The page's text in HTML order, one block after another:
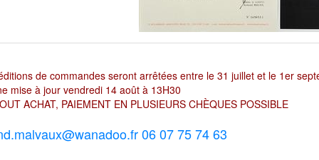
de commandes seront arrêtées entre le 31 juillet et le 1er
mise à jour vendredi 14 août à 13H30
ACHAT, PAIEMENT EN PLUSIEURS CHÈQUES POSSIBLE
06 07 75 74 63